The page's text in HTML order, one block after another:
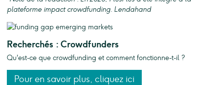
plateforme impact crowdfunding. Lendahand
Recherchés : Crowdfunders
Qu'est-ce que crowdfunding et comment fonctionne-t-il ?
Pour en savoir plus, cliquez ici